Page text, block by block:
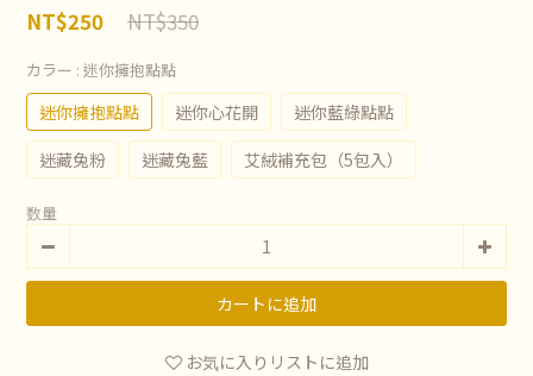
NT$350
NT$250
カラー : 迷你擁抱點點
迷你擁抱點點 迷你心花開
迷你藍綠點點
迷藏兔粉
迷藏兔藍 艾絨補充包（5包入）
数量
カートに追加
お気に入りリストに追加